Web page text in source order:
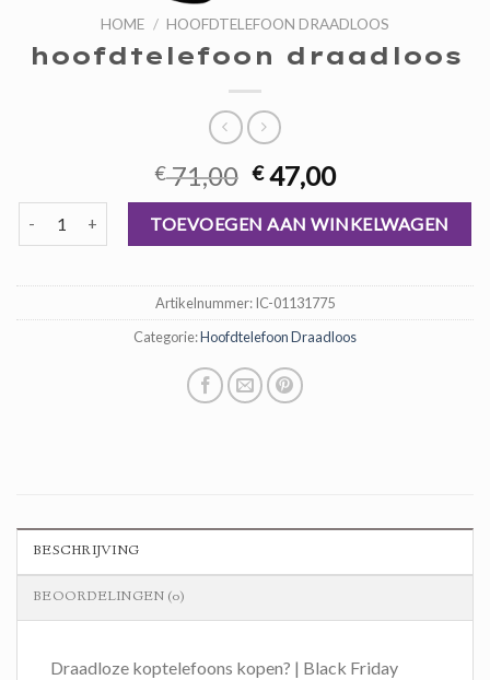
HOME / HOOFDTELEFOON DRAADLOOS
hoofdtelefoon draadloos
€71,00 Oorspronkelijke
prijs
was:
€ 71,00.
€47,00Huidige
prijs
is:
€ 47,00.
hoofdtelefoon draadloos aantalTOEVOEGEN AAN WINKELWAGEN
Artikelnummer:IC-01131775
Categorie:Hoofdtelefoon Draadloos
BESCHRIJVING
BEOORDELINGEN (0)
Draadloze koptelefoons kopen? | Black Friday